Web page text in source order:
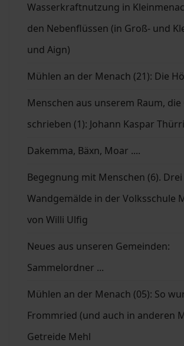
Wasserkraftnutzung in
den Nebenflüssen (in Groß- und
und Aign)
Mühlen an der Menach (21): Die
Menschen aus unserem Raum, die
schrieben (1): Johann Kaspar
Dakemma, Bäxn, Moar ....
Begegnung mit Menschen (6). Drei
Wandgemälde in der Volksschule
von Willi Ulfig
Neues aus unseren Gemeinden:
Sammelordner ...
Mühlen an der Menach (05): So
Frommried (und auch in anderen
Getreide Mehl